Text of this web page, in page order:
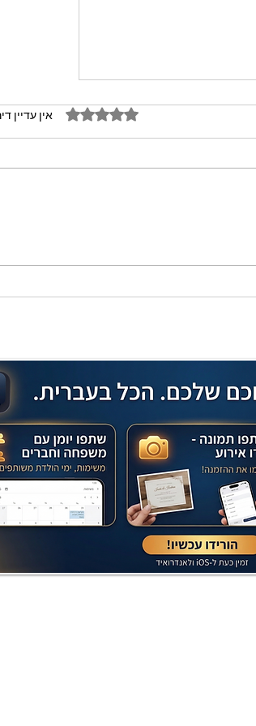
דירוג של 0 מתוך 5 כוכבים אין עדיין